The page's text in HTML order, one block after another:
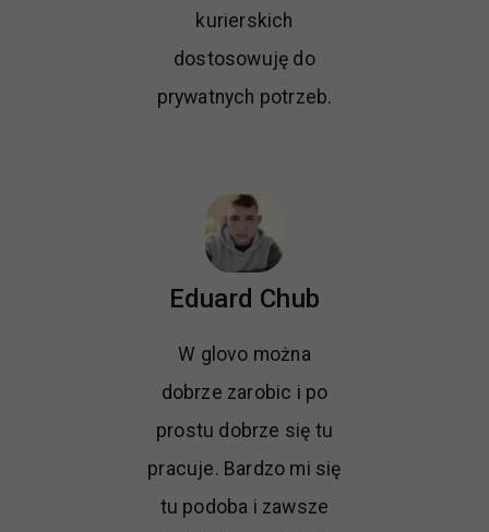
kurierskich
dostosowuję do
prywatnych potrzeb.
Eduard Chub
W glovo można
dobrze zarobic i po
prostu dobrze się tu
pracuje. Bardzo mi się
tu podoba i zawsze